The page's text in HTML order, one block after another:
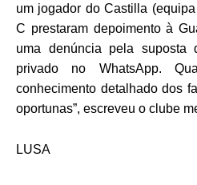
um jogador do Castilla
C prestaram depoimento à
uma denúncia pela suposta
privado no WhatsApp.
conhecimento detalhado dos
oportunas”, escreveu o clube
LUSA